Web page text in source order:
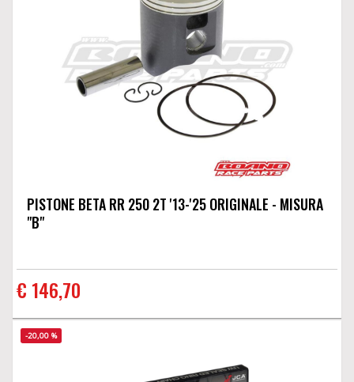
PISTONE BETA RR 250 2T '13-'25 ORIGINALE - MISURA
"B"
€ 146,70
-20,00 %